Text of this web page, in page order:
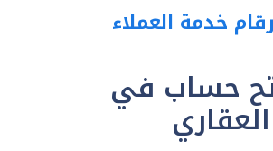
خدمة العملاء
حساب في